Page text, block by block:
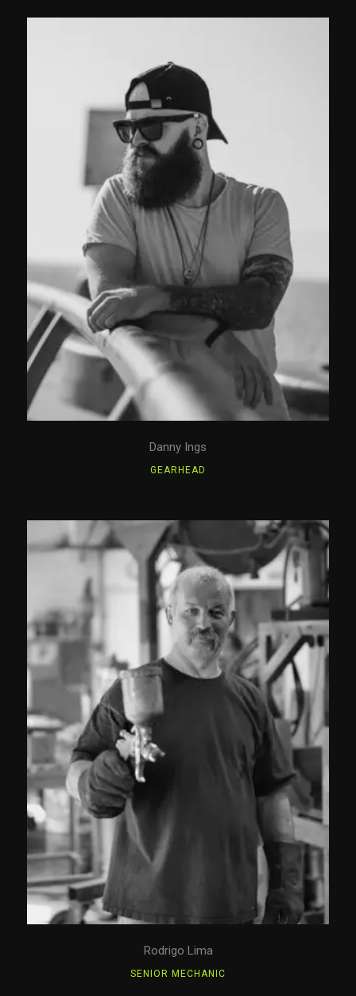
Danny Ings
GEARHEAD
Rodrigo Lima
SENIOR MECHANIC